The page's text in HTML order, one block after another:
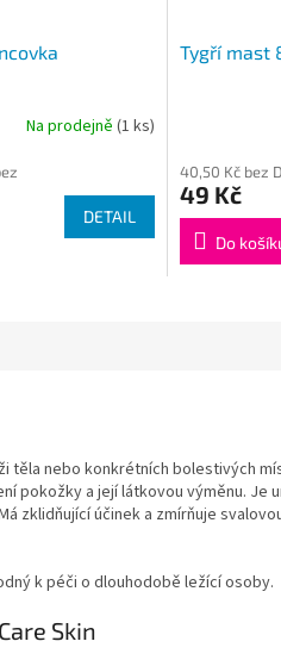
Na prodejně (1 ks)
DETAIL
Tygří mast
produktu
je
4,5
5
40,50 Kč bez
49 Kč
Do
těla nebo konkrétních bolestivých
pokožky a její látkovou výměnu. Je
zklidňující účinek a zmírňuje
k péči o dlouhodobě ležící osoby.
Skin